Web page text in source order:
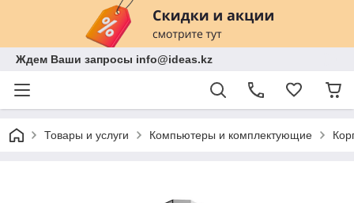
Ждем Ваши запросы info@ideas.kz
Товары и услуги Компьютеры и комплектующие